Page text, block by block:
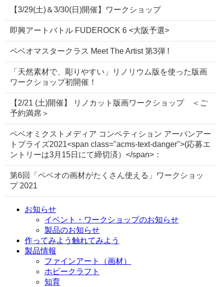
【3/29(土)＆3/30(日)開催】ワークショップ
即興アートバトル FUDEROCK 6 <大阪予選>
ペベオマスタークラス Meet The Artist 第3弾 !
「天然素材で、彫りやすい」リノリウム版を使った版画
ワークショップ初開催！
【2/21 (土)開催】 リノカット版画ワークショップ ＜ご
予約満席＞
ペベオミクストメディア コンペティション アーバンアー
トプライズ2021<span class="acms-text-danger">(応募エ
ントリーは3月15日にて締切済）</span>：
第6回「ペベオの画材がたくさん使える」ワークショッ
プ 2021
お知らせ
イベント・ワークショップのお知らせ
製品のお知らせ
作ってみよう 触れてみよう
製品情報
ファインアート（画材）
ホビークラフト
知育